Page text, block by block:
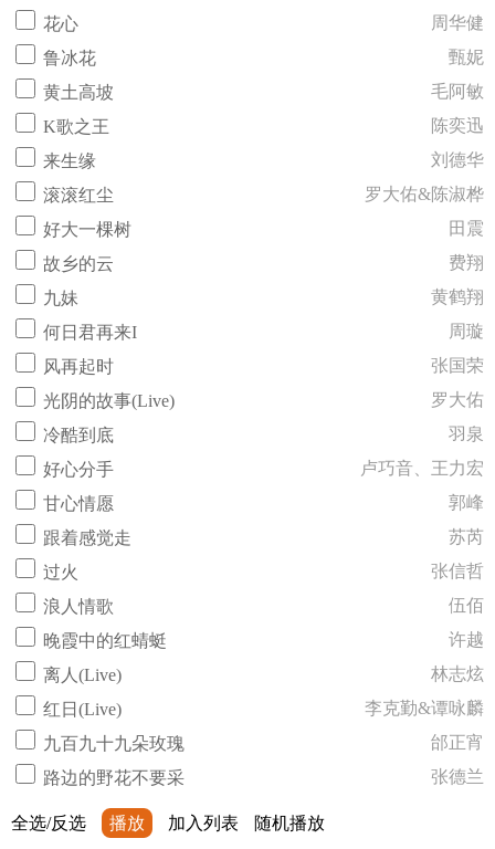
花心
周华健
鲁冰花
甄妮
黄土高坡
毛阿敏
K歌之王
陈奕迅
来生缘
刘德华
滚滚红尘
罗大佑&陈淑桦
好大一棵树
田震
故乡的云
费翔
九妹
黄鹤翔
何日君再来I
周璇
风再起时
张国荣
光阴的故事(Live)
罗大佑
冷酷到底
羽泉
好心分手
卢巧音、王力宏
甘心情愿
郭峰
跟着感觉走
苏芮
过火
张信哲
浪人情歌
伍佰
晚霞中的红蜻蜓
许越
离人(Live)
林志炫
红日(Live)
李克勤&谭咏麟
九百九十九朵玫瑰
邰正宵
路边的野花不要采
张德兰
全选/反选 播放 加入列表 随机播放